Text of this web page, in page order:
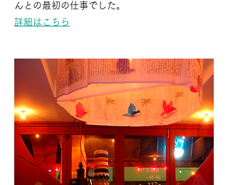
んとの最初の仕事でした。
詳細はこちら